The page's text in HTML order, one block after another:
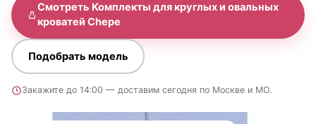
Смотреть Комплекты для круглых и овальных
кроватей Chepe
Подобрать модель
Закажите до 14:00 — доставим сегодня по Москве и МО.